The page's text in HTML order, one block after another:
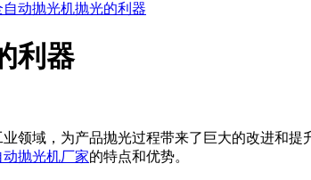
动抛光机抛光的利器
利器
领域，为产品抛光过程带来了巨大的改进和
抛光机厂家的特点和优势。